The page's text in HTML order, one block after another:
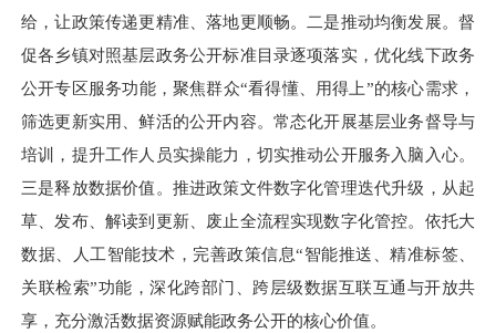
给，让政策传递更精准、落地更顺畅。二是推动均衡发展。督
促各乡镇对照基层政务公开标准目录逐项落实，优化线下政务
公开专区服务功能，聚焦群众“看得懂、用得上”的核心需求，
筛选更新实用、鲜活的公开内容。常态化开展基层业务督导与
培训，提升工作人员实操能力，切实推动公开服务入脑入心。
三是释放数据价值。推进政策文件数字化管理迭代升级，从起
草、发布、解读到更新、废止全流程实现数字化管控。依托大
数据、人工智能技术，完善政策信息“智能推送、精准标签、
关联检索”功能，深化跨部门、跨层级数据互联互通与开放共
享，充分激活数据资源赋能政务公开的核心价值。